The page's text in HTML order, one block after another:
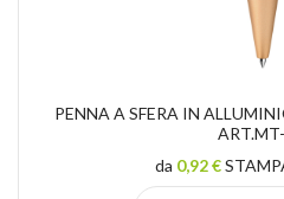
PENNA A SFERA IN
da 0,92 €